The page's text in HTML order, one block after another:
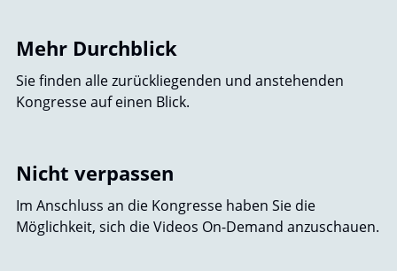
Mehr Durchblick
Sie finden alle zurückliegenden und anstehenden
Kongresse auf einen Blick.
Nicht verpassen
Im Anschluss an die Kongresse haben Sie die
Möglichkeit, sich die Videos On-Demand anzuschauen.